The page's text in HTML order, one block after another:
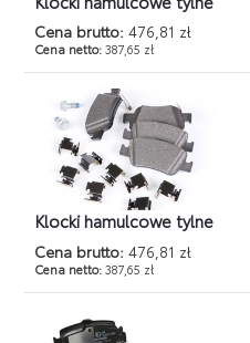
Cena brutto: 476,81 zł
Cena netto:387,65 zł
Klocki hamulcowe tylne
Cena brutto: 476,81 zł
Cena netto:387,65 zł